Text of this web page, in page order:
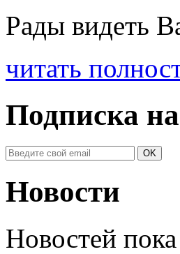
Рады видеть
читать
Подписка
Новости
Новостей пока